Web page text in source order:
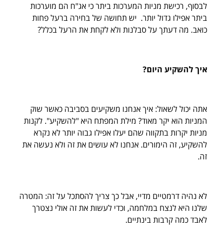
לבסוף, רכישת מניות המערכות ביתר כי אג"ח הם מוערכות
ביתר אפילו גדול יותר. יש תחושה של בחירה ברעל פחות
כואב. מה דעתך על סבלנות ולא לקחת את הרעל בכלל?
איך להשקיע היום?
אתה יכול לשאול: איך אנחנו משקיעים בסביבה כאשר שוק
המניות הוא יקר מאוד? מילת המפתח היא "להשקיע". לקנות
מניות יקרות בתקווה שהם יעלו אפילו גבוה יותר לא נקרא
להשקיע, זה הימורים. אנחנו לא עושים את זה ולא נעשה את
זה.
לא נהיה דרמטיים מדיי, אבל כך צריך להסתכל על זה: המטרה
שלנו היא לנצח במלחמה, וכדי לעשות את זה אולי נצטרך
לאבד כמה קרבות בינתיים.